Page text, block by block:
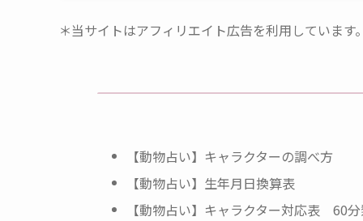
＊当サイトはアフィリエイト広告を利用しています
【動物占い】キャラクターの調べ方
【動物占い】生年月日換算表
【動物占い】キャラクター対応表 60